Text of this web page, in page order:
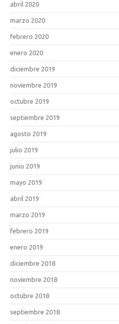
abril 2020
marzo 2020
febrero 2020
enero 2020
diciembre 2019
noviembre 2019
octubre 2019
septiembre 2019
agosto 2019
julio 2019
junio 2019
mayo 2019
abril 2019
marzo 2019
febrero 2019
enero 2019
diciembre 2018
noviembre 2018
octubre 2018
septiembre 2018